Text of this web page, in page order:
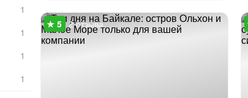
2 отзыва